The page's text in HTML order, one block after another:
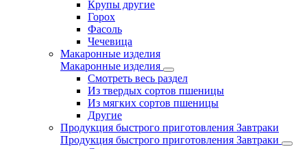
Крупы другие
Горох
Фасоль
Чечевица
Макаронные изделия
Макаронные изделия
Смотреть весь раздел
Из твердых сортов пшеницы
Из мягких сортов пшеницы
Другие
Продукция быстрого приготовления Завтраки
Продукция быстрого приготовления Завтраки